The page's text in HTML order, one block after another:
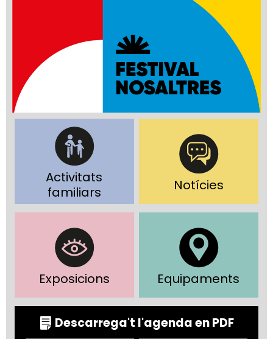
Activitats
familiars
Notícies
Exposicions Equipaments
Descarrega't l'agenda en PDF